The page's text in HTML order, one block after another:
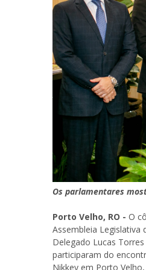
Os parlamentares
Porto Velho, RO - O
Assembleia Legislativa
Delegado Lucas
participaram do
Nikkey em Porto